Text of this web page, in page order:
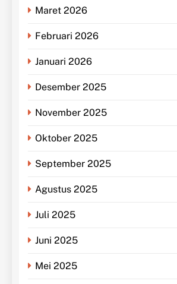
Maret 2026
Februari 2026
Januari 2026
Desember 2025
November 2025
Oktober 2025
September 2025
Agustus 2025
Juli 2025
Juni 2025
Mei 2025